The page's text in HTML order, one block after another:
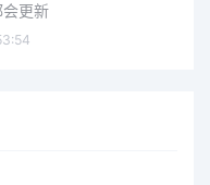
更新